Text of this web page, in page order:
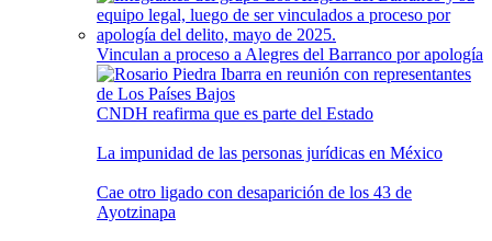
Vinculan a proceso a Alegres del Barranco por apología
CNDH reafirma que es parte del Estado
La impunidad de las personas jurídicas en México
Cae otro ligado con desaparición de los 43 de
Ayotzinapa